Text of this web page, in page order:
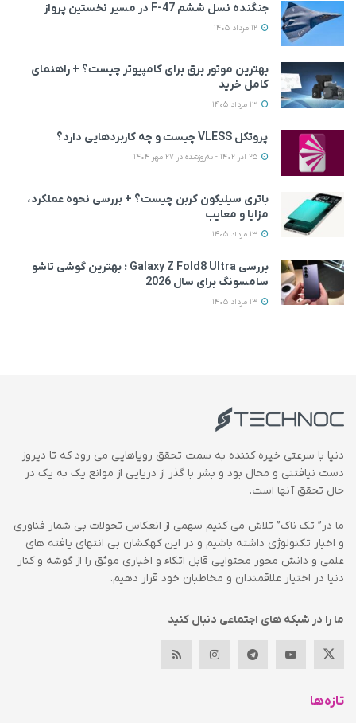
جنگنده نسل ششم F-47 در مسیر نخستین پرواز
بهترین موتور برق برای کامپیوتر چیست؟ + راهنمای
کامل خرید
پروتکل VLESS چیست و چه کاربردهایی دارد؟
باتری سیلیکون کربن چیست؟ + بررسی نحوه عملکرد،
مزایا و معایب
بررسی Galaxy Z Fold8 Ultra ؛ بهترین گوشی تاشو
سامسونگ برای سال 2026
دنیا با سرعتی خیره کننده به سمت تحقق رویاهایی می رود که تا دیروز
دست نیافتنی و محال بود و بشر با گذر از دریایی از موانع یک به یک در
حال تحقق آنها است.
ما در” تک ناک” تلاش می کنیم سهمی از انعکاس تحولات بی شمار فناوری
و اخبار تکنولوژی داشته باشیم و در این کهکشان بی انتهای یافته های
علمی و دانش محور محتوایی قابل اتکاء و اخباری موثق را از گوشه و کنار
دنیا در اختیار علاقمندان و مخاطبان خود قرار دهیم.
ما را در شبکه های اجتماعی دنبال کنید
تازه‌ها